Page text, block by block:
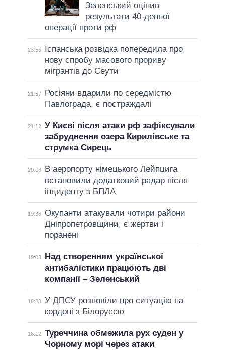
Зеленський оцінив
результати 40-денної
операції проти рф
23:55
Іспанська розвідка попередила про
нову спробу масового прориву
мігрантів до Сеути
21:57
Росіяни вдарили по середмістю
Павлограда, є постраждалі
21:12 У Києві після атаки рф зафіксували
забруднення озера Кирилівське та
струмка Сирець
20:08
В аеропорту німецького Лейпцига
встановили додатковий радар після
інциденту з БПЛА
19:36 Окупанти атакували чотири райони
Дніпропетровщини, є жертви і
поранені
19:03
Над створенням української
антибалістики працюють дві
компанії – Зеленський
18:23 У ДПСУ розповіли про ситуацію на
кордоні з Білоруссю
18:12 Туреччина обмежила рух суден у
Чорному морі через атаки